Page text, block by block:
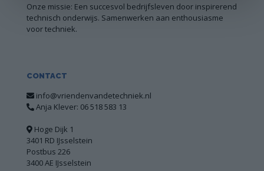
Onze missie: Een succesvol bedrijfsleven door inspirerend
technisch onderwijs. Samenwerken aan enthousiasme
voor techniek.
CONTACT
info@vriendenvandetechniek.nl
Anja Klever: 06 518 583 13
Hoge Dijk 1
3401 RD IJsselstein
Postbus 226
3400 AE IJsselstein